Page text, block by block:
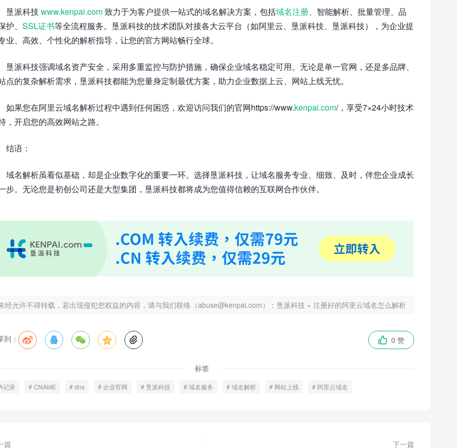
垦派科技www.kenpai.com致力于为客户提供一站式的域名解决方案，包括域名注册、智能解析、批量管理、品
护、 SSL证书等全流程服务。垦派科技的技术团队对接各大云平台（如阿里云、垦派科技、垦派科技），为企业提
业、高效、个性化的解析指导，让您的官方网站畅行全球。
垦派科技强调域名资产安全，采用多重监控与防护措施，确保企业域名稳定可用。无论是单一官网，还是多品牌、
点的复杂解析需求，垦派科技都能为您量身定制最优方案，助力企业数据上云、网站上线无忧。
如果您在阿里云域名解析过程中遇到任何困惑，欢迎访问我们的官网https://www.kenpai.com/，享受7×24小时技术
，开启您的高效网站之路。
结语：
域名解析虽看似基础，却是企业数字化的重要一环。选择垦派科技，让域名服务专业、细致、及时，伴您企业成长
步。无论您是初创公司还是大型集团，垦派科技都将成为您值得信赖的互联网合作伙伴。
经允许不得转载，若出现侵犯您权益的内容，请与我们联络（abuse@kenpai.com）： 垦派科技 » 注册好的阿里云域名怎么解析
到：       0 赞
标签
记录 CNAME dns 企业官网 垦派科技 域名服务 域名解析 网站上线 阿里云域名
篇
下一篇